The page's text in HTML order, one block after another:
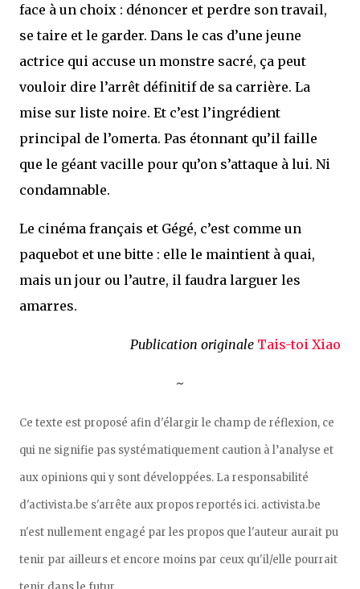
face à un choix : dénoncer et perdre son travail,
se taire et le garder. Dans le cas d’une jeune
actrice qui accuse un monstre sacré, ça peut
vouloir dire l’arrêt définitif de sa carrière. La
mise sur liste noire. Et c’est l’ingrédient
principal de l’omerta. Pas étonnant qu’il faille
que le géant vacille pour qu’on s’attaque à lui. Ni
condamnable.
Le cinéma français et Gégé, c’est comme un
paquebot et une bitte : elle le maintient à quai,
mais un jour ou l’autre, il faudra larguer les
amarres.
Publication originale Tais-toi Xiao
~
Ce texte est proposé afin d'élargir le champ de réflexion, ce
qui ne signifie pas systématiquement caution à l’analyse et
aux opinions qui y sont développées. La responsabilité
d'activista.be s'arrête aux propos reportés ici. activista.be
n'est nullement engagé par les propos que l'auteur aurait pu
tenir par ailleurs et encore moins par ceux qu'il/elle pourrait